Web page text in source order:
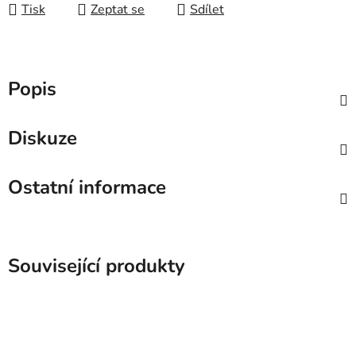
Tisk Zeptat se Sdílet
Popis
Diskuze
Ostatní informace
Související produkty